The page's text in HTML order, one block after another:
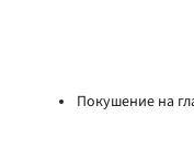
Покушение на